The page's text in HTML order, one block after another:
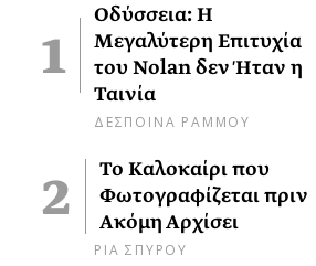
Οδύσσεια: Η
Μεγαλύτερη Επιτυχία
του Nolan δεν Ήταν η
Ταινία
ΔΕΣΠΟΙΝΑ ΡΑΜΜΟΥ
Το Καλοκαίρι που
Φωτογραφίζεται πριν
Ακόμη Αρχίσει
ΡΙΑ ΣΠΥΡΟΥ